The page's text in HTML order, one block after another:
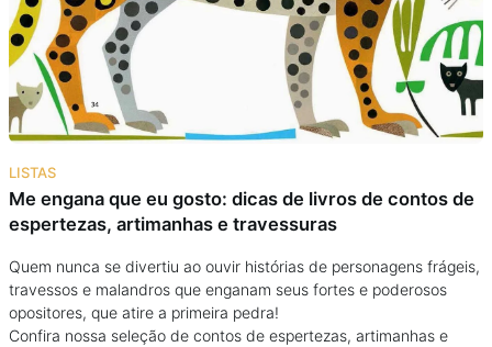
Taba na Escola
LISTAS
Me engana que eu gosto: dicas de livros de contos de
espertezas, artimanhas e travessuras
Quem nunca se divertiu ao ouvir histórias de personagens frágeis,
travessos e malandros que enganam seus fortes e poderosos
opositores, que atire a primeira pedra!
Confira nossa seleção de contos de espertezas, artimanhas e